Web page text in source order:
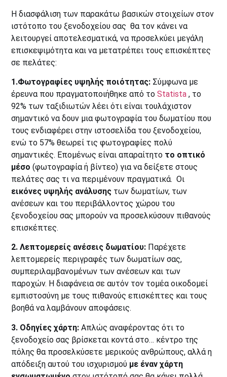
Η διασφάλιση των παρακάτω βασικών στοιχείων στον
ιστότοπο του ξενοδοχείου σας θα τον κάνει να
λειτουργεί αποτελεσματικά, να προσελκύει μεγάλη
επισκεψιμότητα και να μετατρέπει τους επισκέπτες
σε πελάτες:
1.Φωτογραφίες υψηλής ποιότητας: Σύμφωνα με
έρευνα που πραγματοποιήθηκε από τοStatista , το
92% των ταξιδιωτών λέει ότι είναι τουλάχιστον
σημαντικό να δουν μια φωτογραφία του δωματίου που
τους ενδιαφέρει στην ιστοσελίδα του ξενοδοχείου,
ενώ το 57% θεωρεί τις φωτογραφίες πολύ
σημαντικές. Επομένως είναι απαραίτητο το οπτικό
μέσο (φωτογραφία ή βίντεο) για να δείξετε στους
πελάτες σας τι να περιμένουν πραγματικά. Οι
εικόνες υψηλής ανάλυσης των δωματίων, των
ανέσεων και του περιβάλλοντος χώρου του
ξενοδοχείου σας μπορούν να προσελκύσουν πιθανούς
επισκέπτες.
2. Λεπτομερείς ανέσεις δωματίου: Παρέχετε
λεπτομερείς περιγραφές των δωματίων σας,
συμπεριλαμβανομένων των ανέσεων και των
παροχών. Η διαφάνεια σε αυτόν τον τομέα οικοδομεί
εμπιστοσύνη με τους πιθανούς επισκέπτες και τους
βοηθά να λαμβάνουν αποφάσεις.
3. Οδηγίες χάρτη:Απλώς αναφέροντας ότι το
ξενοδοχείο σας βρίσκεται κοντά στο… κέντρο της
πόλης θα προσελκύσετε μερικούς ανθρώπους, αλλά η
απόδειξη αυτού του ισχυρισμού με έναν χάρτη